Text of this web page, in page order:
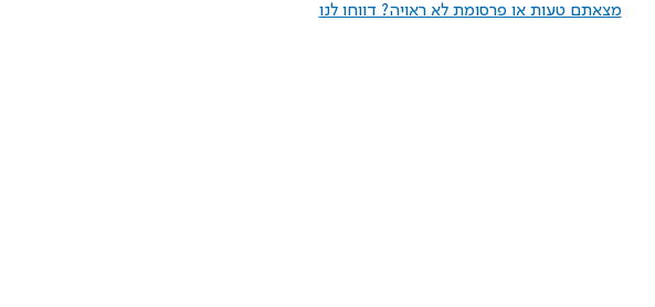
מצאתם טעות או פרסומת לא ראויה? דווחו לנו